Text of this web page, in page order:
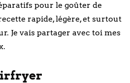
pour le goûter de
rapide, légère, et surtout
Je vais partager avec toi mes